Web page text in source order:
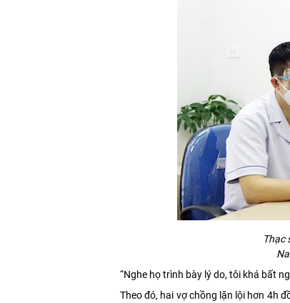
Thạc
“Nghe họ trình bày lý do, tôi khá bất
Theo đó, hai vợ chồng lặn lội hơn 4h